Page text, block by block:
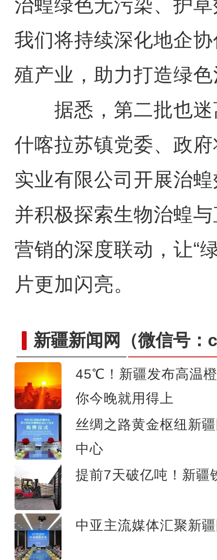
治蝗绿色无污染、护
我们将持续深化地企
殖产业，助力打造绿
据悉，第二批也迷
什喀拉苏镇党委、政
实业有限公司开展治
并积极探索生物治蝗
营销的深度联动，让“
片更加闪亮。
新疆新闻网 （微信号
45℃！新疆发布高温
你今晚就用得上
丝绸之路黄金枢纽新
中心
提前7天破亿吨！新疆
中亚主流媒体汇聚新
突尼斯青年：新疆是一个可